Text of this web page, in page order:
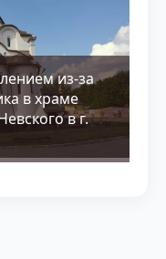
из-за
в храме
в г.